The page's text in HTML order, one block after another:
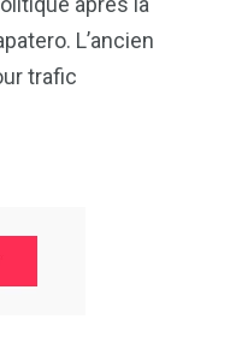
L’ancien
trafic
Uncategorized